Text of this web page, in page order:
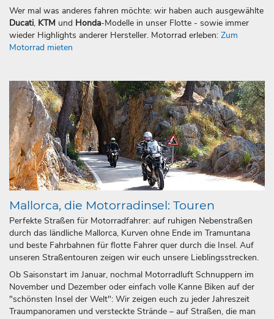
Wer mal was anderes fahren möchte: wir haben auch ausgewählte
Ducati, KTM und Honda-Modelle in unser Flotte - sowie immer
wieder Highlights anderer Hersteller. Motorrad erleben: Zum
Motorrad mieten
Mallorca, die Motorradinsel: Touren
Perfekte Straßen für Motorradfahrer: auf ruhigen Nebenstraßen
durch das ländliche Mallorca, Kurven ohne Ende im Tramuntana
und beste Fahrbahnen für flotte Fahrer quer durch die Insel. Auf
unseren Straßentouren zeigen wir euch unsere Lieblingsstrecken.
Ob Saisonstart im Januar, nochmal Motorradluft Schnuppern im
November und Dezember oder einfach volle Kanne Biken auf der
"schönsten Insel der Welt": Wir zeigen euch zu jeder Jahreszeit
Traumpanoramen und versteckte Strände – auf Straßen, die man